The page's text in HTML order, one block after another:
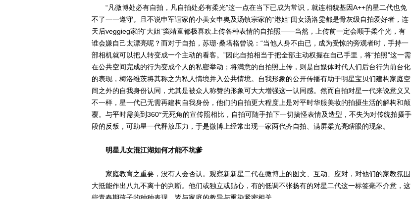
“凡微博处必有自拍，凡自拍处必有柔光”这一点在当下已成为常识，就连相貌基因A++的星二代也免
不了一一遵守。且不说申军谊家的小美女申奥及汤镇宗家的“港姐”闺女汤洛雯都是骨灰级自拍爱好者，连
天后veggieg家的“大姐”窦靖童都极喜欢上传各种表情的自拍照——当然，上传前一定会顺手柔个光，有
谁会嫌自己太漂亮呢？而对于自拍，苏珊·桑塔格曾说：“当他人身不由已，成为受惊的旁观者时，手持一
部相机就可以把人转变成一个主动的看客。”因此自拍相当于把全部主动权握在自己手里，将“拍照”这一需
在公共空间完成的行为变成个人的私密举动；将满意的自拍照上传，则是自媒体时代人们后台行为前台化
的表现，梅洛维茨将其称之为私人情境并入公共情境。自我形象的公开传播有助于明星宝贝们建构家庭空
间之外的自我身份认同，尤其是被众人称赞的形象可大大增强这一认同感。然而自拍对星一代来说意义又
不一样，星一代已无需再建构自我身份，他们的自拍更大程度上是对平时华服美妆的拍摄生活的解构和颠
覆。与平时需美到360°无死角的宣传照相比，自拍可随手拍下一切搞怪表情及造型，不失为对传统拍摄手
段的反叛，可助星一代释放压力，于是微博上经常出现一家两代齐自拍、满屏柔光亮瞎眼的现象。
明星儿女混江湖如何才能不坑爹
家庭教育之重要，没有人会否认。观察新新星二代在微博上的图文、互动、应对，对他们的家教氛围
大抵能作出八九不离十的判断。他们或独立或贴心，有的低调不张扬有的对星二代这一标签毫不介意，这